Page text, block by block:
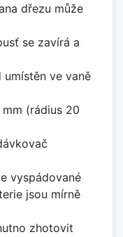
dřezu může
se zavírá a
umístěn ve vaně
(rádius 20
vyspádované
jsou mírně
zhotovit